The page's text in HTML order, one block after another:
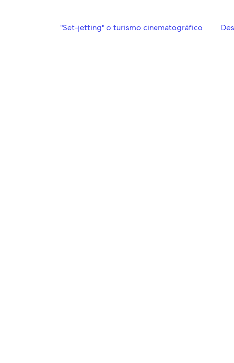
"Set-jetting" o turismo cinematográfico